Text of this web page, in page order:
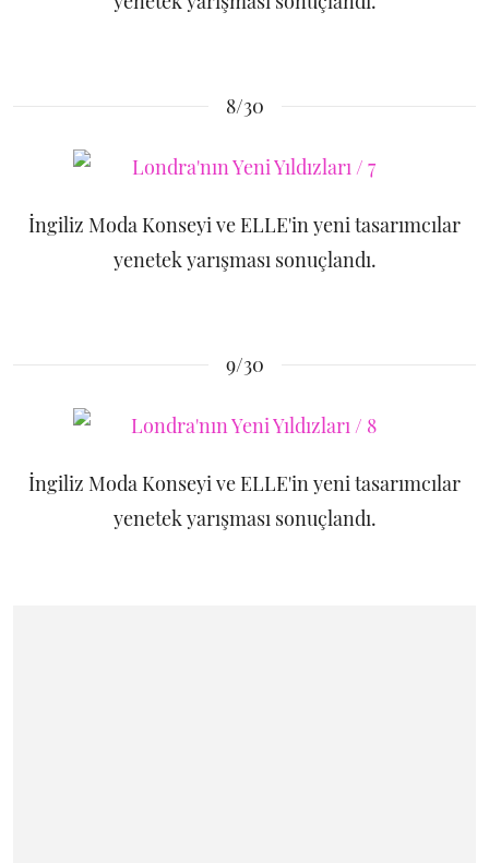
8/30
İngiliz Moda Konseyi ve ELLE'in yeni tasarımcılar
yenetek yarışması sonuçlandı.
9/30
İngiliz Moda Konseyi ve ELLE'in yeni tasarımcılar
yenetek yarışması sonuçlandı.